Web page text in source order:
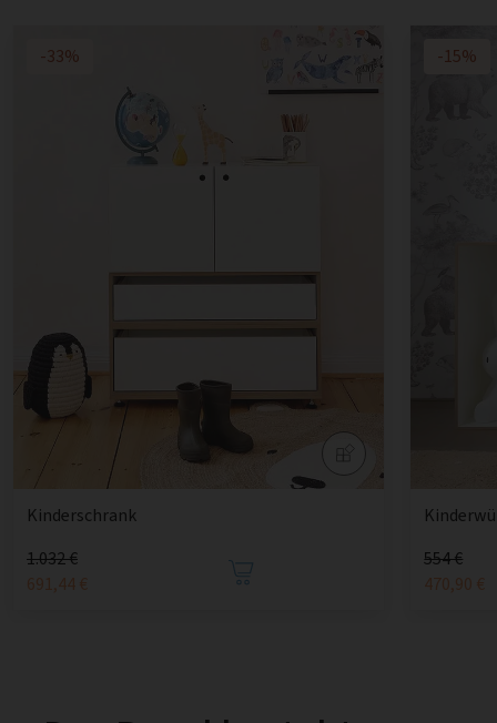
-33%
Kinderschrank
1.032 €
691,44 €
-15%
554 €
470,90 €